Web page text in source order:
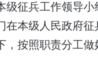
级征兵工作领导小
在本级人民政府征
，按照职责分工做